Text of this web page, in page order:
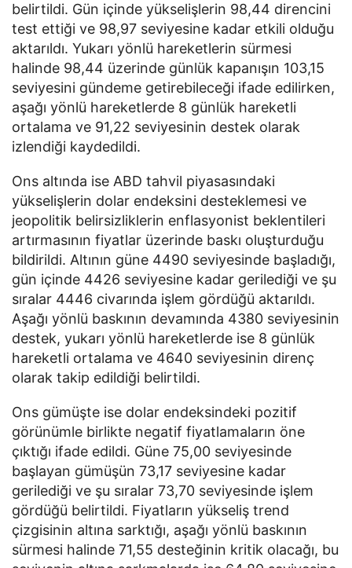
belirtildi. Gün içinde yükselişlerin 98,44 direncini
test ettiği ve 98,97 seviyesine kadar etkili olduğu
aktarıldı. Yukarı yönlü hareketlerin sürmesi
halinde 98,44 üzerinde günlük kapanışın 103,15
seviyesini gündeme getirebileceği ifade edilirken,
aşağı yönlü hareketlerde 8 günlük hareketli
ortalama ve 91,22 seviyesinin destek olarak
izlendiği kaydedildi.
Ons altında ise ABD tahvil piyasasındaki
yükselişlerin dolar endeksini desteklemesi ve
jeopolitik belirsizliklerin enflasyonist beklentileri
artırmasının fiyatlar üzerinde baskı oluşturduğu
bildirildi. Altının güne 4490 seviyesinde başladığı,
gün içinde 4426 seviyesine kadar gerilediği ve şu
sıralar 4446 civarında işlem gördüğü aktarıldı.
Aşağı yönlü baskının devamında 4380 seviyesinin
destek, yukarı yönlü hareketlerde ise 8 günlük
hareketli ortalama ve 4640 seviyesinin direnç
olarak takip edildiği belirtildi.
Ons gümüşte ise dolar endeksindeki pozitif
görünümle birlikte negatif fiyatlamaların öne
çıktığı ifade edildi. Güne 75,00 seviyesinde
başlayan gümüşün 73,17 seviyesine kadar
gerilediği ve şu sıralar 73,70 seviyesinde işlem
gördüğü belirtildi. Fiyatların yükseliş trend
çizgisinin altına sarktığı, aşağı yönlü baskının
sürmesi halinde 71,55 desteğinin kritik olacağı, bu